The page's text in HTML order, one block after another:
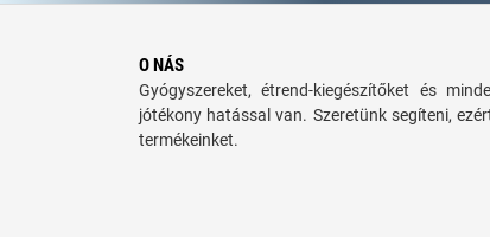
O NÁS
Gyógyszereket, étrend-kiegészítőket és
jótékony hatással van. Szeretünk segíteni,
termékeinket.